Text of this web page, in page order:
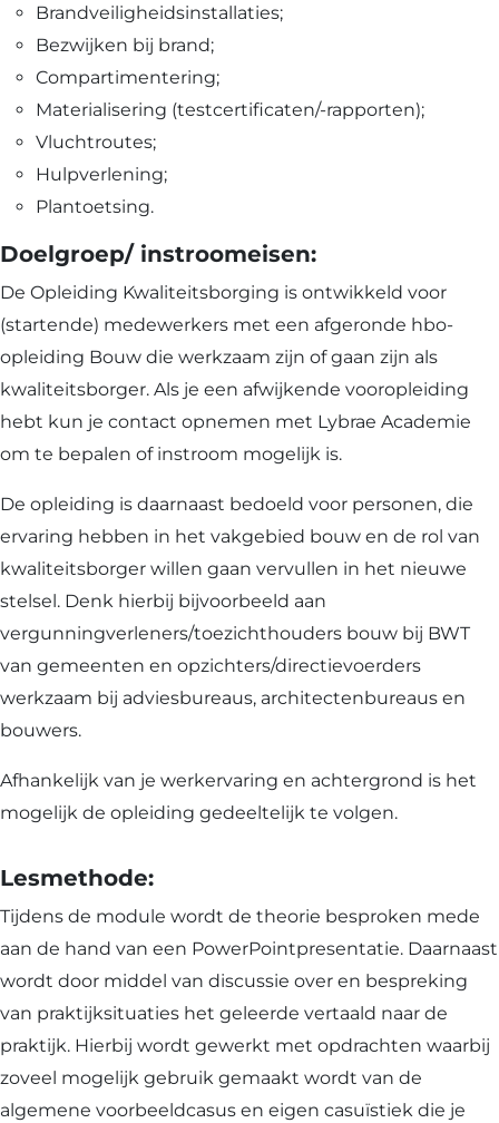
Brandveiligheidsinstallaties;
Bezwijken bij brand;
Compartimentering;
Materialisering (testcertificaten/-rapporten);
Vluchtroutes;
Hulpverlening;
Plantoetsing.
Doelgroep/ instroomeisen:
De Opleiding Kwaliteitsborging is ontwikkeld voor
(startende) medewerkers met een afgeronde hbo-
opleiding Bouw die werkzaam zijn of gaan zijn als
kwaliteitsborger. Als je een afwijkende vooropleiding
hebt kun je contact opnemen met Lybrae Academie
om te bepalen of instroom mogelijk is.
De opleiding is daarnaast bedoeld voor personen, die
ervaring hebben in het vakgebied bouw en de rol van
kwaliteitsborger willen gaan vervullen in het nieuwe
stelsel. Denk hierbij bijvoorbeeld aan
vergunningverleners/toezichthouders bouw bij BWT
van gemeenten en opzichters/directievoerders
werkzaam bij adviesbureaus, architectenbureaus en
bouwers.
Afhankelijk van je werkervaring en achtergrond is het
mogelijk de opleiding gedeeltelijk te volgen.
Lesmethode:
Tijdens de module wordt de theorie besproken mede
aan de hand van een PowerPointpresentatie. Daarnaast
wordt door middel van discussie over en bespreking
van praktijksituaties het geleerde vertaald naar de
praktijk. Hierbij wordt gewerkt met opdrachten waarbij
zoveel mogelijk gebruik gemaakt wordt van de
algemene voorbeeldcasus en eigen casuïstiek die je